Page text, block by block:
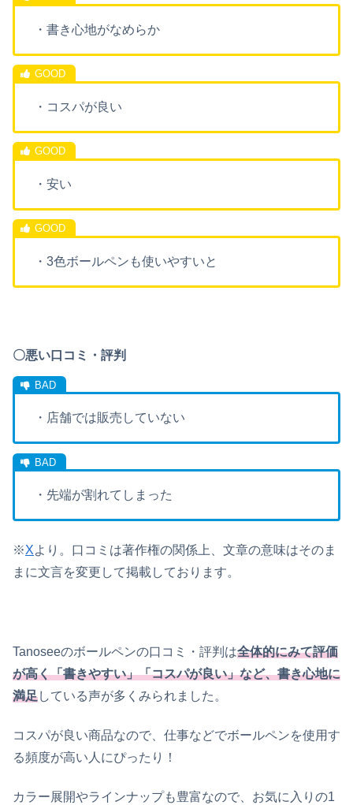
・書き心地がなめらか
・コスパが良い
・安い
・3色ボールペンも使いやすいと
〇悪い口コミ・評判
・店舗では販売していない
・先端が割れてしまった
※Xより。 口コミは著作権の関係上、文章の意味はそのま
まに文言を変更して掲載しております。
Tanoseeのボールペンの口コミ・評判は全体的にみて評価
が高く「書きやすい」「コスパが良い」など、書き心地に
満足している声が多くみられました。
コスパが良い商品なので、仕事などでボールペンを使用す
る頻度が高い人にぴったり！
カラー展開やラインナップも豊富なので、お気に入りの1